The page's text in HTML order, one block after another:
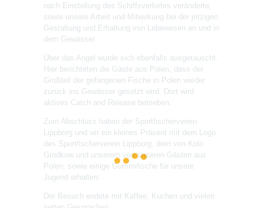
nach Einstellung des Schiffsverkehrs veränderte,
sowie unsere Arbeit und Mitwirkung bei der jetzigen
Gestaltung und Erhaltung von Lebewesen an und in
dem Gewässer.
Über das Angel wurde sich ebenfalls ausgetauscht.
Hier berichteten die Gäste aus Polen, dass der
Großteil der gefangenen Fische in Polen wieder
zurück ins Gewässer gesetzt wird. Dort wird
aktives Catch and Release betrieben.
Zum Abschluss haben der Sportfischerverein
Lippborg und wir ein kleines Präsent mit dem Logo
des Sportfischerverein Lippborg, dem von Kolo
Grodkow und unserem von unseren Gästen aus
Polen, sowie einige Gummifische für unsere
Jugend erhalten.
Der Besuch endete mit Kaffee, Kuchen und vielen